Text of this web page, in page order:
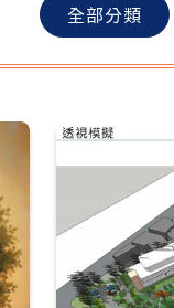
全部分類